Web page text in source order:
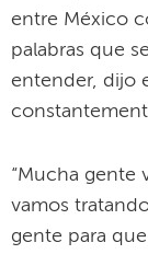
entre México
palabras que
entender, dijo
“Mucha gente
vamos
gente para